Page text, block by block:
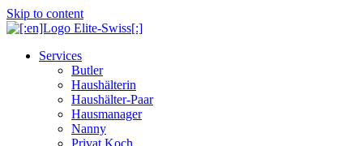
Skip to content
Services
Butler
Haushälterin
Haushälter-Paar
Hausmanager
Nanny
Privat Koch